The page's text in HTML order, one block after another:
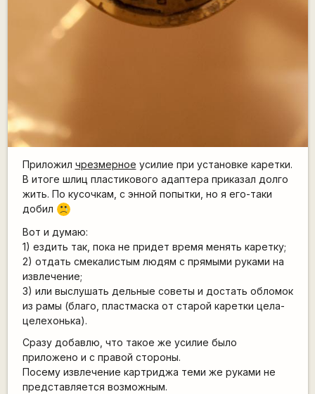
Приложил чрезмерное усилие при установке каретки.
В итоге шлиц пластикового адаптера приказал долго
жить. По кусочкам, с энной попытки, но я его-таки
добил :'(
Вот и думаю:
1) ездить так, пока не придет время менять каретку;
2) отдать смекалистым людям с прямыми руками на
извлечение;
3) или выслушать дельные советы и достать обломок
из рамы (благо, пластмаска от старой каретки цела-
целехонька).
Сразу добавлю, что такое же усилие было
приложено и с правой стороны.
Посему извлечение картриджа теми же руками не
представляется возможным.